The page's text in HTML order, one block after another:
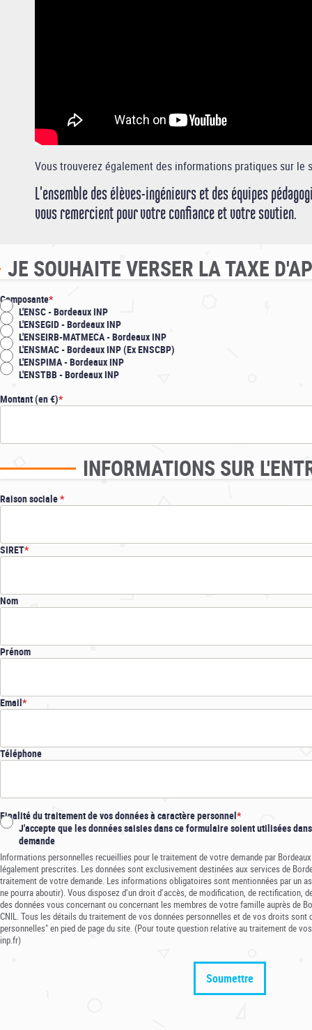
Vous trouverez également des informations pratiques sur le
L'ensemble des élèves-ingénieurs et des équipes
vous remercient pour votre confiance et votre soutien.
JE SOUHAITE VERSER LA TAXE
Composante
L'ENSC - Bordeaux INP
L'ENSEGID - Bordeaux INP
L'ENSEIRB-MATMECA - Bordeaux INP
L'ENSMAC - Bordeaux INP (Ex ENSCBP)
L'ENSPIMA - Bordeaux INP
L'ENSTBB - Bordeaux INP
Montant (en €)
INFORMATIONS SUR
Raison sociale
SIRET
Nom
Prénom
Email
Téléphone
Finalité du traitement de vos données à caractère personnel
J'accepte que les données saisies dans ce formulaire soient utilisées
demande
Informations personnelles recueillies pour le traitement de votre demande par
légalement prescrites. Les données sont exclusivement destinées aux services de
traitement de votre demande. Les informations obligatoires sont mentionnées par un
ne pourra aboutir). Vous disposez d’un droit d’accès, de modification, de rectification,
des données vous concernant ou concernant les membres de votre famille auprès de
CNIL. Tous les détails du traitement de vos données personnelles et de vos droits sont
personnelles" en pied de page du site. (Pour toute question relative au traitement de
inp.fr)